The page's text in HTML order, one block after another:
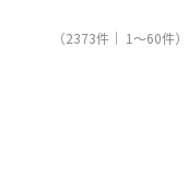
（2373件｜ 1～60件）